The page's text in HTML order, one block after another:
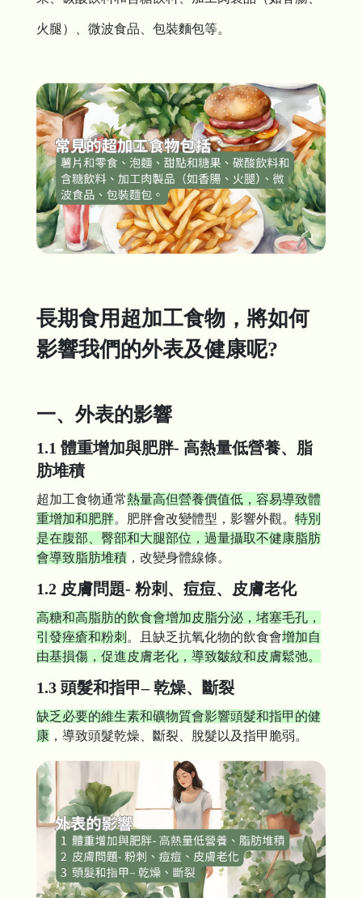
火腿）、微波食品、包裝麵包等。
長期食用超加工食物，將如何
影響我們的外表及健康呢?
一、外表的影響
1.1 體重增加與肥胖- 高熱量低營養、脂
肪堆積
超加工食物通常熱量高但營養價值低，容易導致體
重增加和肥胖。肥胖會改變體型，影響外觀。 特別
是在腹部、臀部和大腿部位，過量攝取不健康脂肪
會導致脂肪堆積 ，改變身體線條。
1.2 皮膚問題- 粉刺、痘痘、皮膚老化
高糖和高脂肪的飲食會增加皮脂分泌，堵塞毛孔，
引發痤瘡和粉刺 。且缺乏抗氧化物的飲食會增加自
由基損傷，促進皮膚老化，導致皺紋和皮膚鬆弛。
1.3 頭髮和指甲– 乾燥、斷裂
缺乏必要的維生素和礦物質會影響頭髮和指甲的健
康 ，導致頭髮乾燥、斷裂、脫髮以及指甲脆弱。